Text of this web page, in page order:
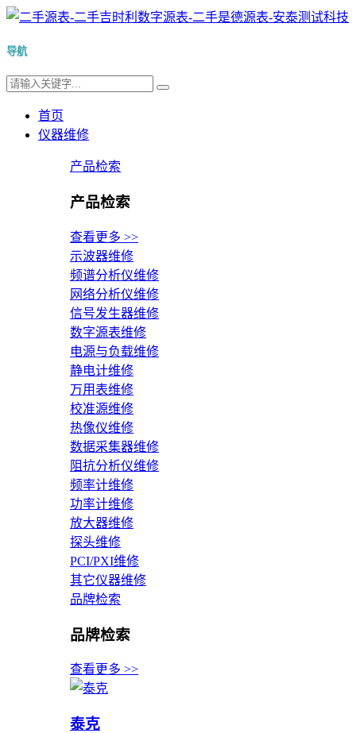
导航
首页
仪器维修
产品检索
产品检索
查看更多 >>
示波器维修
频谱分析仪维修
网络分析仪维修
信号发生器维修
数字源表维修
电源与负载维修
静电计维修
万用表维修
校准源维修
热像仪维修
数据采集器维修
阻抗分析仪维修
频率计维修
功率计维修
放大器维修
探头维修
PCI/PXI维修
其它仪器维修
品牌检索
品牌检索
查看更多 >>
泰克